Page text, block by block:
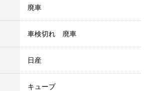
廃車
車検切れ 廃車
日産
キューブ